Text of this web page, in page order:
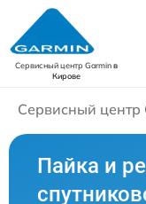
Сервисный центр Garminв
Кирове
Сервисный центр
Пайка и